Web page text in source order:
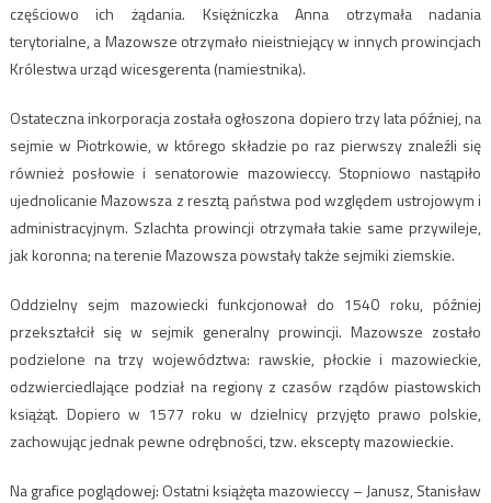
częściowo ich żądania. Księżniczka Anna otrzymała nadania
terytorialne, a Mazowsze otrzymało nieistniejący w innych prowincjach
Królestwa urząd wicesgerenta (namiestnika).
Ostateczna inkorporacja została ogłoszona dopiero trzy lata później, na
sejmie w Piotrkowie, w którego składzie po raz pierwszy znaleźli się
również posłowie i senatorowie mazowieccy. Stopniowo nastąpiło
ujednolicanie Mazowsza z resztą państwa pod względem ustrojowym i
administracyjnym. Szlachta prowincji otrzymała takie same przywileje,
jak koronna; na terenie Mazowsza powstały także sejmiki ziemskie.
Oddzielny sejm mazowiecki funkcjonował do 1540 roku, później
przekształcił się w sejmik generalny prowincji. Mazowsze zostało
podzielone na trzy województwa: rawskie, płockie i mazowieckie,
odzwierciedlające podział na regiony z czasów rządów piastowskich
książąt. Dopiero w 1577 roku w dzielnicy przyjęto prawo polskie,
zachowując jednak pewne odrębności, tzw. ekscepty mazowieckie.
Na grafice poglądowej: Ostatni książęta mazowieccy – Janusz, Stanisław